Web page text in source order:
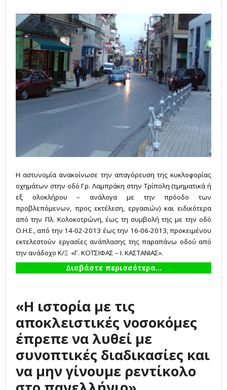
Η αστυνομία ανακοίνωσε την απαγόρευση της κυκλοφορίας
οχημάτων στην οδό Γρ. Λαμπράκη στην Τρίπολη (τμηματικά ή
εξ ολοκλήρου – ανάλογα με την πρόοδο των
προβλεπόμενων, προς εκτέλεση, εργασιών) και ειδικότερα
από την Πλ. Κολοκοτρώνη, έως τη συμβολή της με την οδό
Ο.Η.Ε., από την 14-02-2013 έως την 16-06-2013, προκειμένου
εκτελεστούν εργασίες ανάπλασης της παραπάνω οδού από
την ανάδοχο Κ/Ξ «Γ. ΚΟΤΣΙΦΑΣ – Ι. ΚΑΣΤΑΝΙΑΣ».
Διαβάστε περισσότερα...
«Η ιστορία με τις
αποκλειστικές νοσοκόμες
έπρεπε να λυθεί με
συνοπτικές διαδικασίες και
να μην γίνουμε ρεντίκολο